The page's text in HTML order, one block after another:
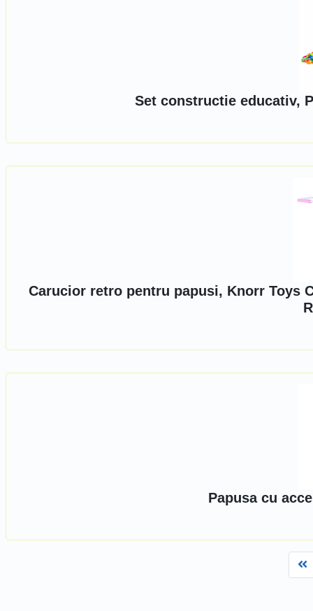
Set constructie educativ,
Carucior retro pentru papusi, Knorr Toys
Papusa cu